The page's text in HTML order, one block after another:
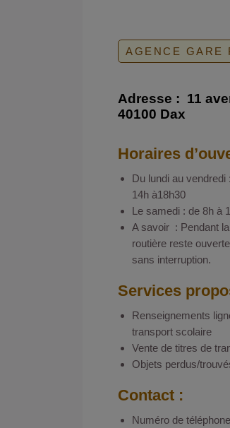
AGENCE GARE
Adresse : 11
40100 Dax
Horaires
Du lundi au vendredi
14h à18h30
Le samedi : de 8h à
A savoir : Pendant
routière reste
sans interruption.
Services
Renseignements
transport scolaire
Vente de titres de
Objets perdus/
Contact :
Numéro de